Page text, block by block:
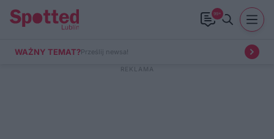
99+
WAŻNY TEMAT?Prześlij newsa!